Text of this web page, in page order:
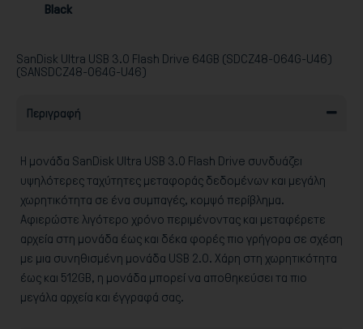
Black
SanDisk Ultra USB 3.0 Flash Drive 64GB (SDCZ48-064G-U46)
(SANSDCZ48-064G-U46)
Περιγραφή
Η μονάδα SanDisk Ultra USB 3.0 Flash Drive συνδυάζει
υψηλότερες ταχύτητες μεταφοράς δεδομένων και μεγάλη
χωρητικότητα σε ένα συμπαγές, κομψό περίβλημα.
Αφιερώστε λιγότερο χρόνο περιμένοντας και μεταφέρετε
αρχεία στη μονάδα έως και δέκα φορές πιο γρήγορα σε σχέση
με μια συνηθισμένη μονάδα USB 2.0. Χάρη στη χωρητικότητα
έως και 512GB, η μονάδα μπορεί να αποθηκεύσει τα πιο
μεγάλα αρχεία και έγγραφά σας.